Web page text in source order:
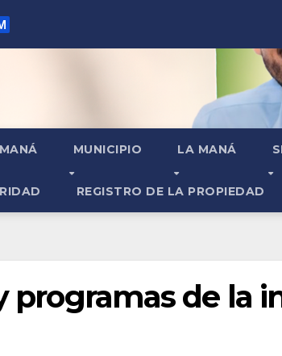
MUNICIPIO LA MANÁ
REGISTRO DE LA PROPIEDAD
programas de la